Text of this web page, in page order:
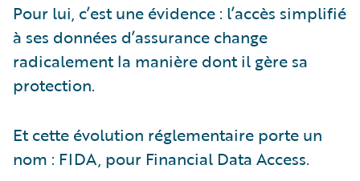
Pour lui, c’est une évidence : l’accès simplifié
à ses données d’assurance change
radicalement la manière dont il gère sa
protection.
Et cette évolution réglementaire porte un
nom : FIDA, pour Financial Data Access.